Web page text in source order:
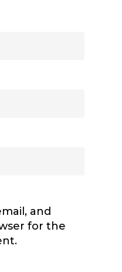
and
for the